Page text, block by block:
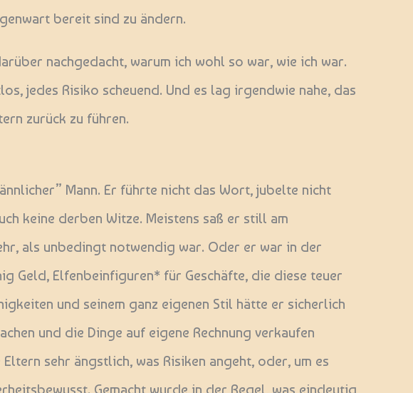
bereit sind zu ändern.
nachgedacht, warum ich wohl so war, wie ich war.
jedes Risiko scheuend. Und es lag irgendwie nahe, das
zurück zu führen.
Mann. Er führte nicht das Wort, jubelte nicht
keine derben Witze. Meistens saß er still am
als unbedingt notwendig war. Oder er war in der
Geld, Elfenbeinfiguren* für Geschäfte, die diese teuer
und seinem ganz eigenen Stil hätte er sicherlich
und die Dinge auf eigene Rechnung verkaufen
sehr ängstlich, was Risiken angeht, oder, um es